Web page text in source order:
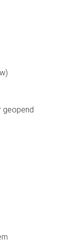
geopend